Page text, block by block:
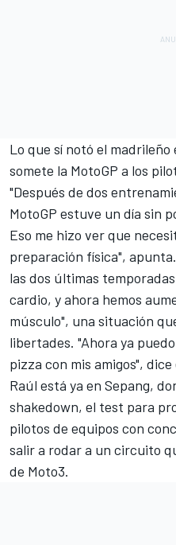
Lo que sí notó el madrileño
somete la MotoGP a los
"Después de dos
MotoGP estuve un día sin
Eso me hizo ver que
preparación física",
las dos últimas
cardio, y ahora hemos
músculo", una situación
libertades. "Ahora ya
pizza con mis amigos",
Raúl está ya en Sepang,
shakedown, el test para
pilotos de equipos con
salir a rodar a un circuito
de Moto3.